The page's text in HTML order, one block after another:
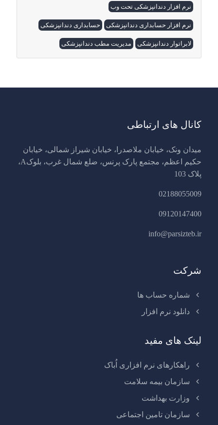
نرم افزار دندانپزشکی تحت وب
نرم افزار حسابداری دندانپزشکی حسابداری دندانپزشکی
لابراتوار دندانپزشکی مدیریت مطب دندانپزشکی
کانال های ارتباطی
میدان ونک، خیابان ملاصدرا، خیابان شیراز شمالی، خیابان
حکیم اعظم، مجتمع پارک پرنس، ضلع شمال غرب، بلوکA،
پلاک 103
02188055009
09120147400
info@parsizteb.ir
شرکت
شماره حساب ها
دانلود نرم افزار
لینک های مفید
راهکارهای نرم افزاری اُباک
سازمان بیمه سلامت
وزارت بهداشت
سازمان تامین اجتماعی